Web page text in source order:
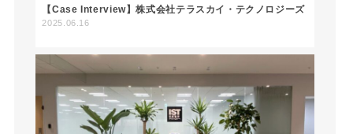
【Case Interview】株式会社テラスカイ・テクノロジーズ
2025.06.16